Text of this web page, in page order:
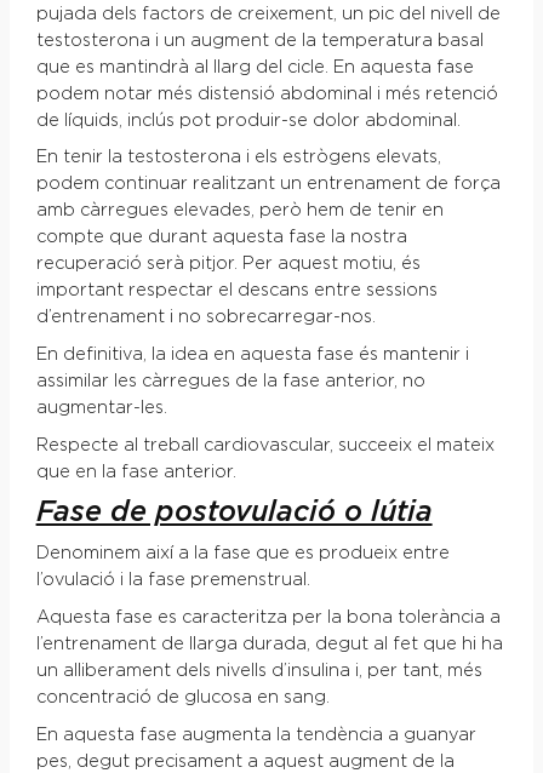
pujada dels factors de creixement, un pic del nivell de
testosterona i un augment de la temperatura basal
que es mantindrà al llarg del cicle. En aquesta fase
podem notar més distensió abdominal i més retenció
de líquids, inclús pot produir-se dolor abdominal.
En tenir la testosterona i els estrògens elevats,
podem continuar realitzant un entrenament de força
amb càrregues elevades, però hem de tenir en
compte que durant aquesta fase la nostra
recuperació serà pitjor. Per aquest motiu, és
important respectar el descans entre sessions
d’entrenament i no sobrecarregar-nos.
En definitiva, la idea en aquesta fase és mantenir i
assimilar les càrregues de la fase anterior, no
augmentar-les.
Respecte al treball cardiovascular, succeeix el mateix
que en la fase anterior.
Fase de postovulació o lútia
Denominem així a la fase que es produeix entre
l’ovulació i la fase premenstrual.
Aquesta fase es caracteritza per la bona tolerància a
l’entrenament de llarga durada, degut al fet que hi ha
un alliberament dels nivells d’insulina i, per tant, més
concentració de glucosa en sang.
En aquesta fase augmenta la tendència a guanyar
pes, degut precisament a aquest augment de la